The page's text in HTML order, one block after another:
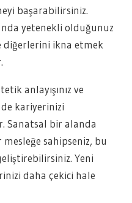
başarabilirsiniz.
yetenekli olduğunuz
diğerlerini ikna etmek
anlayışınız ve
kariyerinizi
Sanatsal bir alanda
mesleğe sahipseniz, bu
Yeni
daha çekici hale